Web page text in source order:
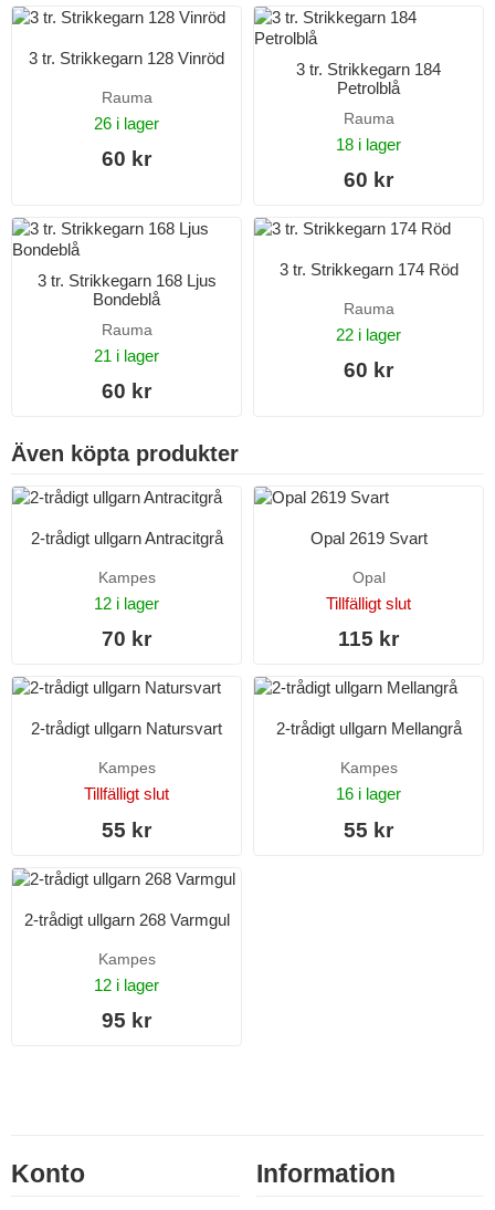
3 tr. Strikkegarn 128 Vinröd
Rauma
26 i lager
60 kr
3 tr. Strikkegarn 184
Petrolblå
Rauma
18 i lager
60 kr
3 tr. Strikkegarn 168 Ljus
Bondeblå
Rauma
21 i lager
60 kr
3 tr. Strikkegarn 174 Röd
Rauma
22 i lager
60 kr
Även köpta produkter
2-trådigt ullgarn Antracitgrå
Kampes
12 i lager
70 kr
Opal 2619 Svart
Opal
Tillfälligt slut
115 kr
2-trådigt ullgarn Natursvart
Kampes
Tillfälligt slut
55 kr
2-trådigt ullgarn Mellangrå
Kampes
16 i lager
55 kr
2-trådigt ullgarn 268 Varmgul
Kampes
12 i lager
95 kr
Konto Information